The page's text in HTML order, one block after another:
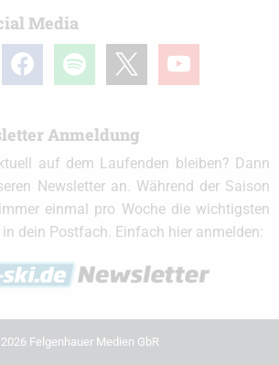
Media
facebook spotify youtube
Anmeldung
auf dem Laufenden bleiben? Dann
Newsletter an. Während der Saison
einmal pro Woche die wichtigsten
dein Postfach. Einfach hier anmelden:
Felgenhauer Medien GbR